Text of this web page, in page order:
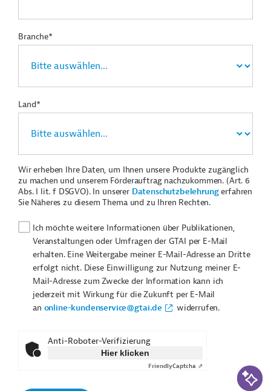
Branche*
Land*
Wir erheben Ihre Daten, um Ihnen unsere Produkte zugänglich
zu machen und unserem Förderauftrag nachzukommen. (Art. 6
Abs. I lit. f DSGVO). In unserer Datenschutzbelehrungerfahren
Sie Näheres zu diesem Thema und zu Ihren Rechten.
Ich möchte weitere Informationen über Publikationen,
Veranstaltungen oder Umfragen der GTAI per E-Mail
erhalten. Eine Weitergabe meiner E-Mail-Adresse an Dritte
erfolgt nicht. Diese Einwilligung zur Nutzung meiner E-
Mail-Adresse zum Zwecke der Information kann ich
jederzeit mit Wirkung für die Zukunft per E-Mail
an online-kundenservice@gtai.de widerrufen.
Anti-Roboter-Verifizierung
Hier klicken
FriendlyCaptcha ⇗ KI-